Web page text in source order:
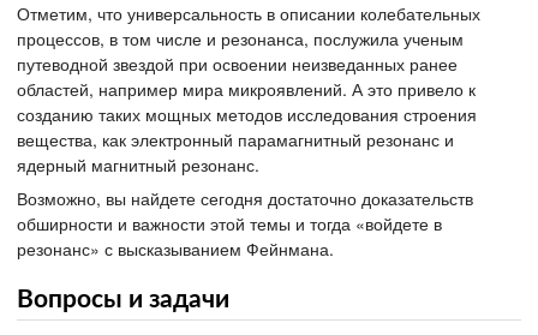
Отметим, что универсальность в описании колебательных
процессов, в том числе и резонанса, послужила ученым
путеводной звездой при освоении неизведанных ранее
областей, например мира микроявлений. А это привело к
созданию таких мощных методов исследования строения
вещества, как электронный парамагнитный резонанс и
ядерный магнитный резонанс.
Возможно, вы найдете сегодня достаточно доказательств
обширности и важности этой темы и тогда «войдете в
резонанс» с высказыванием Фейнмана.
Вопросы и задачи